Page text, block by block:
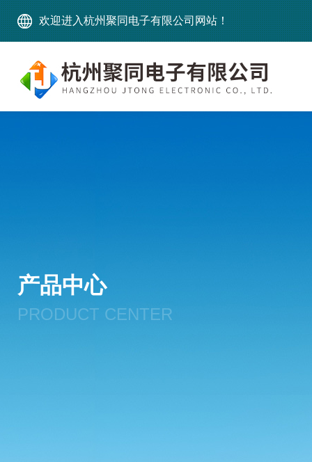
欢迎进入杭州聚同电子有限公司网站！
产品中心
PRODUCT CENTER